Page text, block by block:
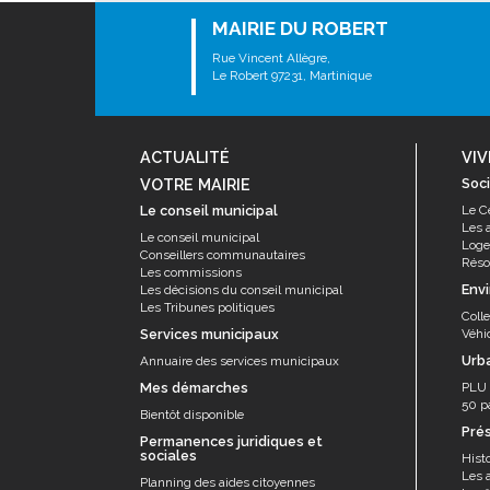
Les associations
Les droits et obligations
Faire une demande de subvention
VIE PRATIQUE
Les espaces numériques
Infos baignade
Infos sargasse
Toilettes publiques
Stationnement
Les marchés
Numéros d'urgence
SANTÉ
Annuaire santé
MAIRIE DU ROBERT
Rue Vincent Allègre,
Le Robert 97231, Martinique
ACTUALITÉ
VOTRE MAIRIE
Le conseil municipal
Le conseil municipal
Conseillers communautaires
Les commissions
Les décisions du conseil municipal
Les Tribunes politiques
Services municipaux
Annuaire des services municipaux
Mes démarches
Bientôt disponible
Permanences juridiques et
sociales
Planning des aides citoyennes
Le
Les
PLU
50
Les